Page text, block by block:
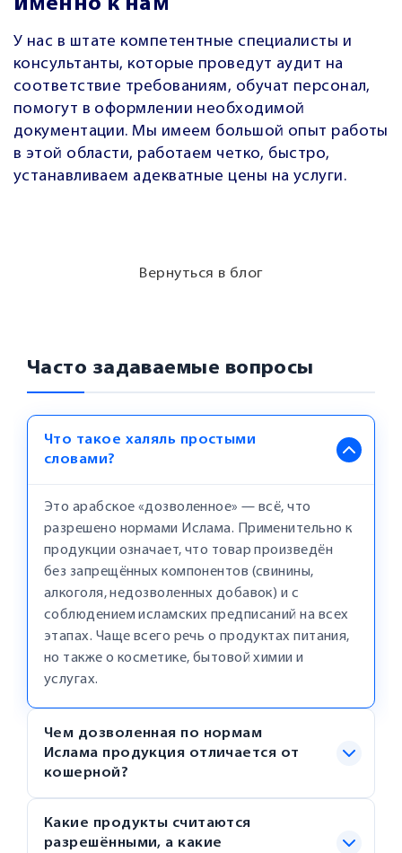
именно к нам
У нас в штате компетентные специалисты и
консультанты, которые проведут аудит на
соответствие требованиям, обучат персонал,
помогут в оформлении необходимой
документации. Мы имеем большой опыт работы
в этой области, работаем четко, быстро,
устанавливаем адекватные цены на услуги.
Вернуться в блог
Часто задаваемые вопросы
Что такое халяль простыми
словами?
Это арабское «дозволенное» — всё, что
разрешено нормами Ислама. Применительно к
продукции означает, что товар произведён
без запрещённых компонентов (свинины,
алкоголя, недозволенных добавок) и с
соблюдением исламских предписаний на всех
этапах. Чаще всего речь о продуктах питания,
но также о косметике, бытовой химии и
услугах.
Чем дозволенная по нормам
Ислама продукция отличается от
кошерной?
Какие продукты считаются
разрешёнными, а какие